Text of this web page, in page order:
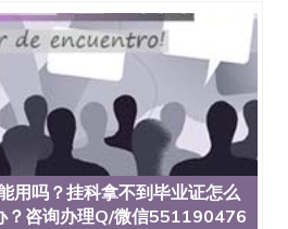
用吗？挂科拿不到毕业证怎么
？咨询办理Q/微信551190476